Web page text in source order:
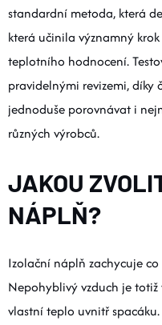
standardní metoda, která
která učinila významný
teplotního hodnocení.
pravidelnými revizemi, díky
jednoduše porovnávat i
různých výrobců.
JAKOU
NÁPLŇ?
Izolační náplň zachycuje
Nepohyblivý vzduch je totiž
vlastní teplo uvnitř